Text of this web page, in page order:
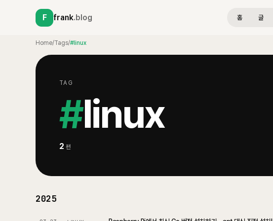
F frank.blog 홈 글
Home/Tags/#linux
TAG
#linux
2 편
2025